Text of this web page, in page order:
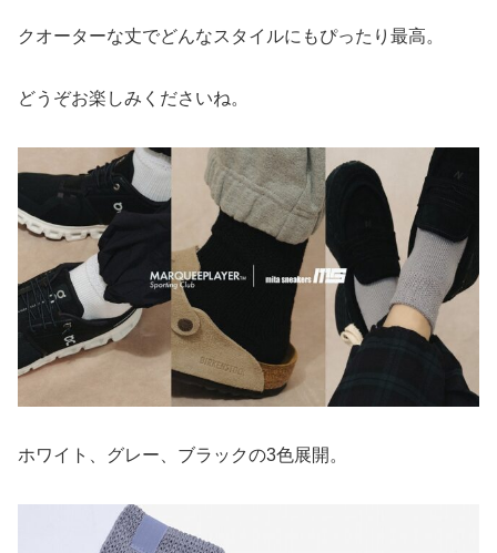
クオーターな丈でどんなスタイルにもぴったり最高。
どうぞお楽しみくださいね。
ホワイト、グレー、ブラックの3色展開。